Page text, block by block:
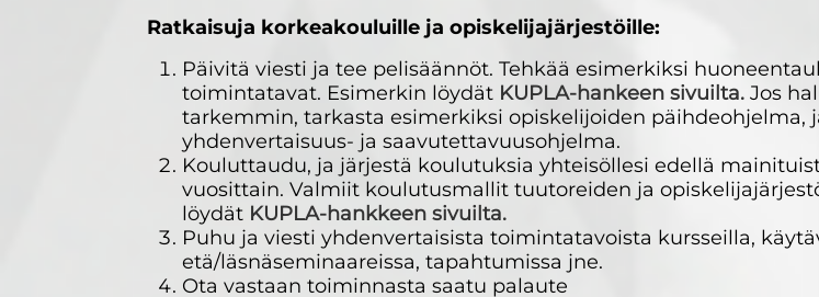
Ratkaisuja korkeakouluille ja opiskelijajärjestöille:
Päivitä viesti ja tee pelisäännöt. Tehkää esimerkiksi
toimintatavat. Esimerkin löydät KUPLA-hankeen sivuilta. Jos
tarkemmin, tarkasta esimerkiksi opiskelijoiden päihdeohjelma,
yhdenvertaisuus- ja saavutettavuusohjelma.
Kouluttaudu, ja järjestä koulutuksia yhteisöllesi edellä
vuosittain. Valmiit koulutusmallit tuutoreiden ja
löydät KUPLA-hankkeen sivuilta.
Puhu ja viesti yhdenvertaisista toimintatavoista kursseilla,
etä/läsnäseminaareissa, tapahtumissa jne.
Ota vastaan toiminnasta saatu palaute